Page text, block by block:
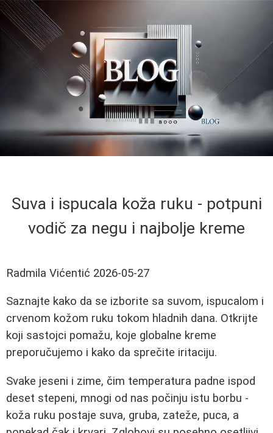
Suva i ispucala koža ruku - potpuni
vodič za negu i najbolje kreme
Radmila Vićentić 2026-05-27
Saznajte kako da se izborite sa suvom, ispucalom i
crvenom kožom ruku tokom hladnih dana. Otkrijte
koji sastojci pomažu, koje globalne kreme
preporučujemo i kako da sprečite iritaciju.
Svake jeseni i zime, čim temperatura padne ispod
deset stepeni, mnogi od nas počinju istu borbu -
koža ruku postaje suva, gruba, zateže, puca, a